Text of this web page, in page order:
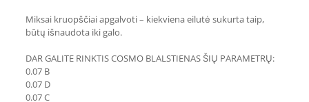
Miksai kruopščiai apgalvoti – kiekviena eilutė sukurta taip,
būtų išnaudota iki galo.
DAR GALITE RINKTIS COSMO BLALSTIENAS ŠIŲ PARAMETRŲ:
0.07 B
0.07 D
0.07 C